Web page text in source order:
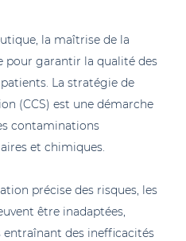
la maîtrise de la
garantir la qualité des
La stratégie de
(CCS) est une démarche
contaminations
et chimiques.
précise des risques, les
être inadaptées,
entraînant des inefficacités